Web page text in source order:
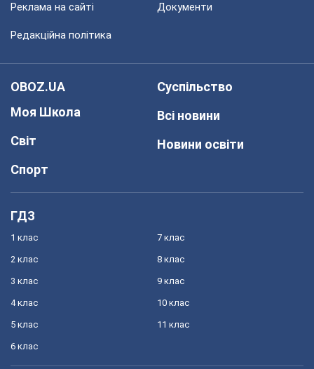
Реклама на сайті Документи
Редакційна політика
OBOZ.UA
Моя Школа
Світ
Спорт
Суспільство
Всі новини
Новини освіти
ГДЗ
1 клас
2 клас
3 клас
4 клас
5 клас
6 клас
7 клас
8 клас
9 клас
10 клас
11 клас